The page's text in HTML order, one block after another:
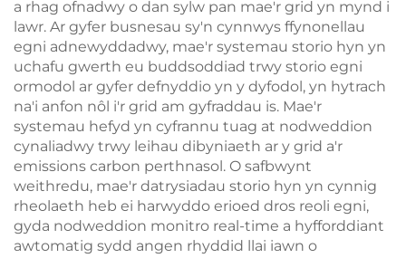
a rhag ofnadwy o dan sylw pan mae'r grid yn mynd i
lawr. Ar gyfer busnesau sy'n cynnwys ffynonellau
egni adnewyddadwy, mae'r systemau storio hyn yn
uchafu gwerth eu buddsoddiad trwy storio egni
ormodol ar gyfer defnyddio yn y dyfodol, yn hytrach
na'i anfon nôl i'r grid am gyfraddau is. Mae'r
systemau hefyd yn cyfrannu tuag at nodweddion
cynaliadwy trwy leihau dibyniaeth ar y grid a'r
emissions carbon perthnasol. O safbwynt
weithredu, mae'r datrysiadau storio hyn yn cynnig
rheolaeth heb ei harwyddo erioed dros reoli egni,
gyda nodweddion monitro real-time a hyfforddiant
awtomatig sydd angen rhyddid llai iawn o